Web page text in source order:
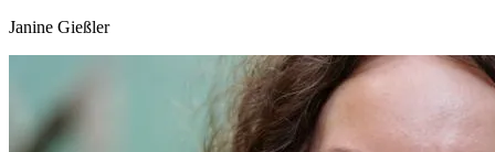
Janine Gießler